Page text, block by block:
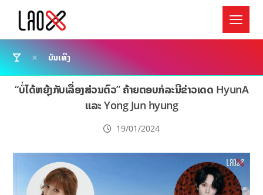
ບັນເທີງ
“ບໍ່ໄດ້ຫຍຸ້ງກັບເລື່ອງສ່ວນຕົວ” ຄ້າຍຕອບກໍລະນີຂ່າວເດດ HyunA
ແລະ Yong Jun hyung
19/01/2024